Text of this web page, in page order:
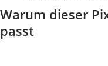
Warum dieser
passt